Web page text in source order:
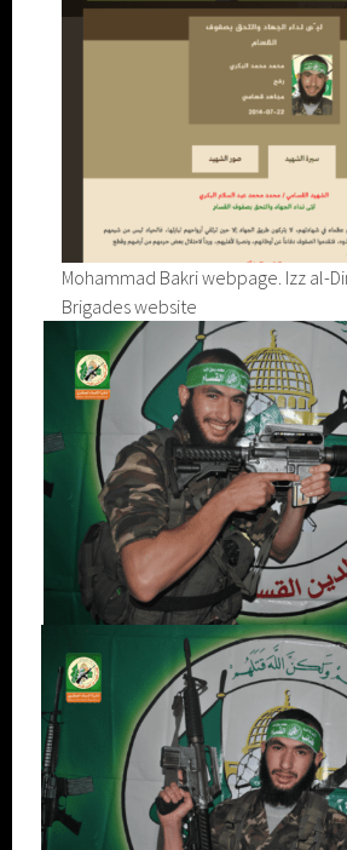
Mohammad Bakri webpage. Izz al-
Brigades website